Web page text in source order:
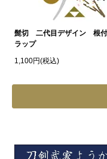
髭切 二代目デザイン 根付
ラップ
1,100円(税込)